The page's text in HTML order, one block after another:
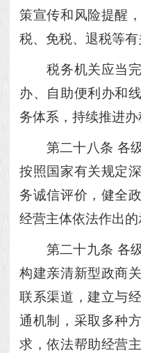
策宣传和风险提醒
税、免税、退税等有
税务机关应当完
办、自助便利办和
务体系，持续推进办
第二十八条 各
按照国家有关规定
务诚信评价，健全
经营主体依法作出的
第二十九条 各
构建亲清新型政商
联系渠道，建立与
通机制，采取多种
求，依法帮助经营